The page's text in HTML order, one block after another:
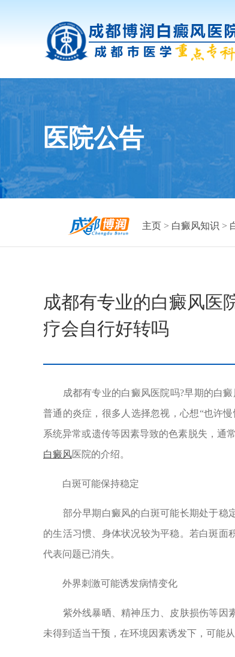
医院公告
主页 > 白癜风知识 >
成都有专业的白癜风医
疗会自行好转吗
成都有专业的白癜风医院吗?早期的白癜
普通的炎症，很多人选择忽视，心想“也许
系统异常或遗传等因素导致的色素脱失，通
白癜风医院的介绍。
白斑可能保持稳定
部分早期白癜风的白斑可能长期处于稳
的生活习惯、身体状况较为平稳。若白斑面
代表问题已消失。
外界刺激可能诱发病情变化
紫外线暴晒、精神压力、皮肤损伤等因
未得到适当干预，在环境因素诱发下，可能